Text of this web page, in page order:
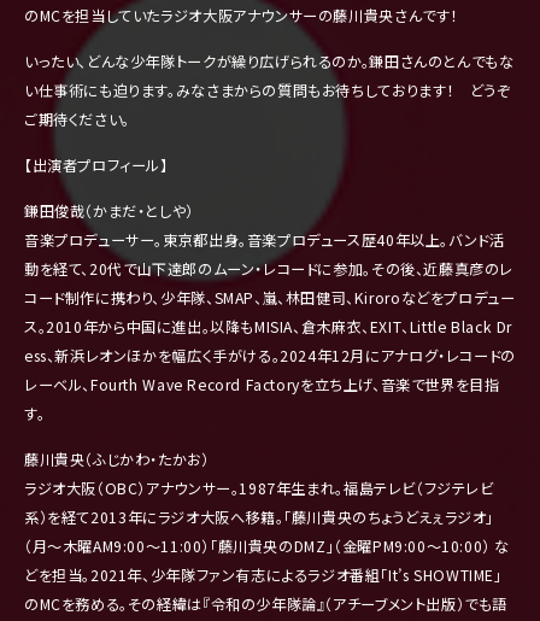
のMCを担当していたラジオ大阪アナウンサーの藤川貴央さんです！
いったい、どんな少年隊トークが繰り広げられるのか。鎌田さんのとんでもな
い仕事術にも迫ります。 みなさまからの質問もお待ちしております！ どうぞ
ご期待ください。
【出演者プロフィール】
鎌田俊哉（かまだ・としや）
音楽プロデューサー。東京都出身。 音楽プロデュース歴40年以上。バンド活
動を経て、20代で山下達郎のムーン・レコードに参加。その後、近藤真彦のレ
コード制作に携わり、少年隊、SMAP、嵐、林田健司、Kiroroなどをプロデュー
ス。2010年から中国に進出。以降もMISIA、倉木麻衣、EXIT、Little Black Dr
ess、新浜レオンほかを幅広く手がける。2024年12月にアナログ・レコードの
レーベル、Fourth Wave Record Factoryを立ち上げ、音楽で世界を目指
す。
藤川貴央（ふじかわ・たかお）
ラジオ大阪（OBC）アナウンサー。1987年生まれ。福島テレビ（フジテレビ
系）を経て2013年にラジオ大阪へ移籍。「藤川貴央のちょうどえぇラジオ」
（月～木曜AM9:00～11:00）「藤川貴央のDMZ」（金曜PM9:00～10:00） な
どを担当。2021年、少年隊ファン有志によるラジオ番組「It’s SHOWTIME」
のMCを務める。その経緯は『令和の少年隊論』（アチーブメント出版）でも語